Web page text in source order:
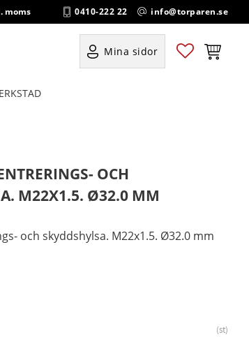
moms 0410-222 22 info@torparen.se
Mina sidor Favoriter
OCH
M22X1.5. Ø32.0 MM
och skyddshylsa. M22x1.5. Ø32.0 mm
st